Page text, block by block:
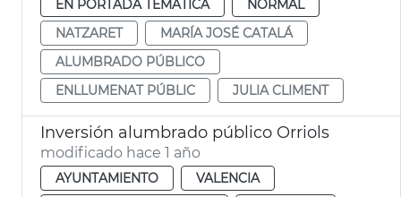
EN PORTADA TEMÁTICA
NORMAL
NATZARET
MARÍA JOSÉ CATALÁ
ALUMBRADO PÚBLICO
ENLLUMENAT PÚBLIC
JULIA CLIMENT
Inversión alumbrado público Orriols
modificado hace 1 año
AYUNTAMIENTO
VALENCIA